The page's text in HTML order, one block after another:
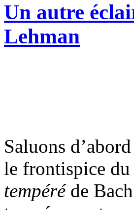
Un autre
Lehman
Saluons
le frontispice
tempéréde